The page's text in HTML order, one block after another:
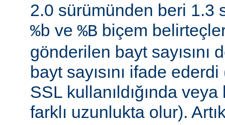
2.0 sürümünden beri 1.3
%b ve %B biçem
gönderilen bayt sayısını
bayt sayısını ifade
SSL kullanıldığında
farklı uzunlukta olur).